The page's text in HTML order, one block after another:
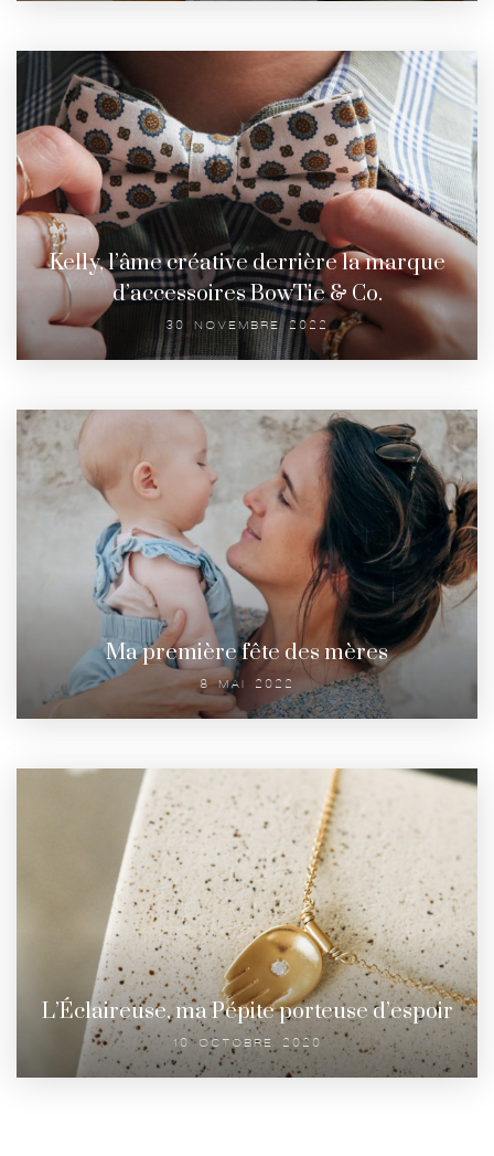
Kelly, l’âme créative derrière la marque
d’accessoires BowTie & Co.
30 NOVEMBRE 2022
Ma première fête des mères
8 MAI 2022
L’Éclaireuse, ma Pépite porteuse d’espoir
10 OCTOBRE 2020